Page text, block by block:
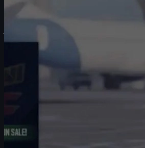
antes de ranked, practicar el aim de
picarte con tus amigos. Para que esa
justa y divertida, es clave dominar los
y saber cómo montar tu propio servidor
En esta guía completa en español vas a
Cómo crear y configurar una
Todos los comandos
Un comando "todo en uno"
épicos.